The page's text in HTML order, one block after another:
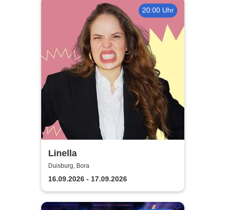
20:00 Uhr
Linella
Duisburg, Bora
16.09.2026 - 17.09.2026